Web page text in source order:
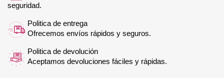
seguridad.
Politica de entrega
Ofrecemos envíos rápidos y seguros.
Politica de devolución
Aceptamos devoluciones fáciles y rápidas.